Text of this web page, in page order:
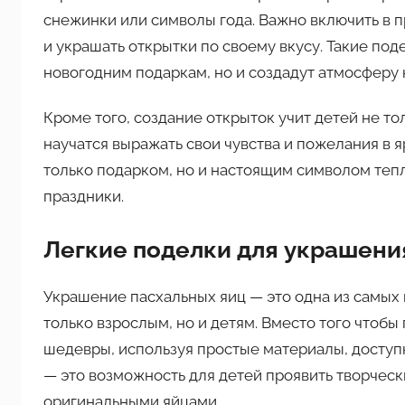
снежинки или символы года. Важно включить в
и украшать открытки по своему вкусу. Такие
новогодним подаркам, но и создадут
Кроме того, создание открыток учит детей не
научатся выражать свои чувства и пожелания
только подарком, но и настоящим символом
праздники.
Легкие поделки для
Украшение пасхальных яиц — это одна из самых
только взрослым, но и детям. Вместо того
шедевры, используя простые материалы,
— это возможность для детей проявить
оригинальными яйцами.